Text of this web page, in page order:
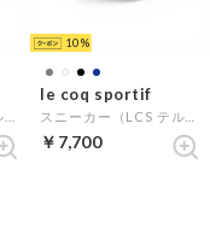
10
le coq sportif
￥7,700